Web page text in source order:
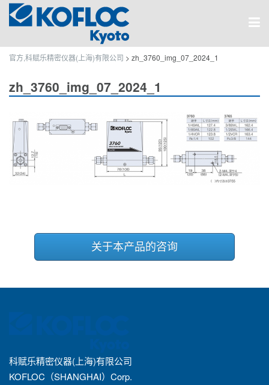
官方,科赋乐精密仪器(上海)有限公司 > zh_3760_img_07_2024_1
zh_3760_img_07_2024_1
关于本产品的咨询
科赋乐精密仪器(上海)有限公司
KOFLOC（SHANGHAI）Corp.